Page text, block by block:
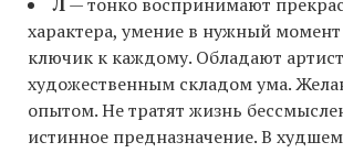
характера, умение в нужный
ключик к каждому. Обладают
художественным складом ума.
опытом. Не тратят жизнь
истинное предназначение. В